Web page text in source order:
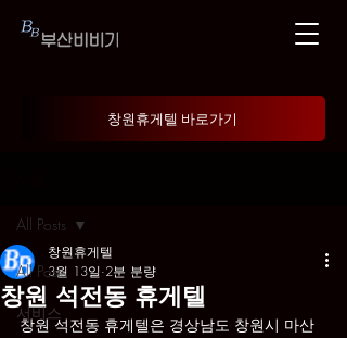
창원휴게텔 바로가기
All Posts
서비스
All Posts
창원 석전동 휴게텔
창원휴게텔
3월 13일 2분 분량
창원 석전동 휴게텔은 경상남도 창원시 마산